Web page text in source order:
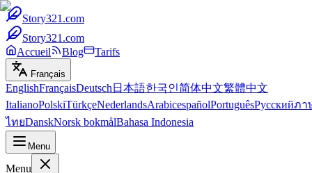
Story321.com
Story321.com
Accueil
Blog Tarifs
Français
EnglishFrançaisDeutsch 日本語한국인简体中文繁體中文
ItalianoPolskiTürkçeNederlandsArabicespañolPortuguêsРусскийภา
ไทยDanskNorsk bokmålBahasa Indonesia
Menu
Menu